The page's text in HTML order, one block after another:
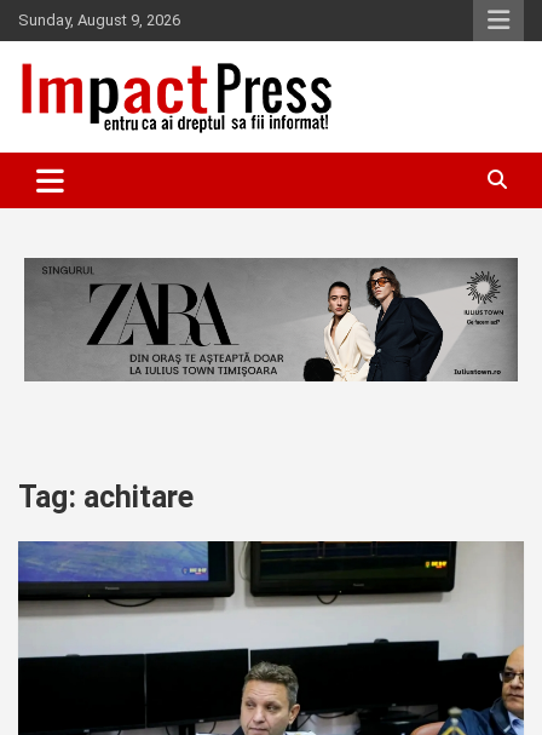
Skip
to
content
Sunday, August 9, 2026
IMPACTPRESS
Tag: achitare